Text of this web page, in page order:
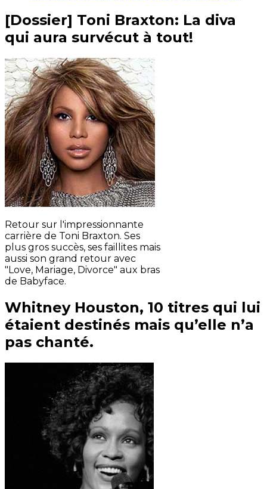
[Dossier] Toni Braxton: La diva
qui aura survécut à tout!
Retour sur l'impressionnante
carrière de Toni Braxton. Ses
plus gros succès, ses faillites mais
aussi son grand retour avec
"Love, Mariage, Divorce" aux bras
de Babyface.
Whitney Houston, 10 titres qui lui
étaient destinés mais qu’elle n’a
pas chanté.